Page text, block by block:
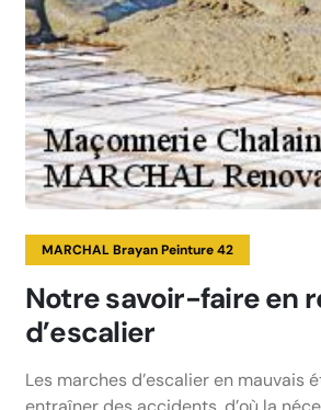
MARCHAL Brayan Peinture 42
Notre savoir-faire en
d’escalier
Les marches d’escalier en mauvais